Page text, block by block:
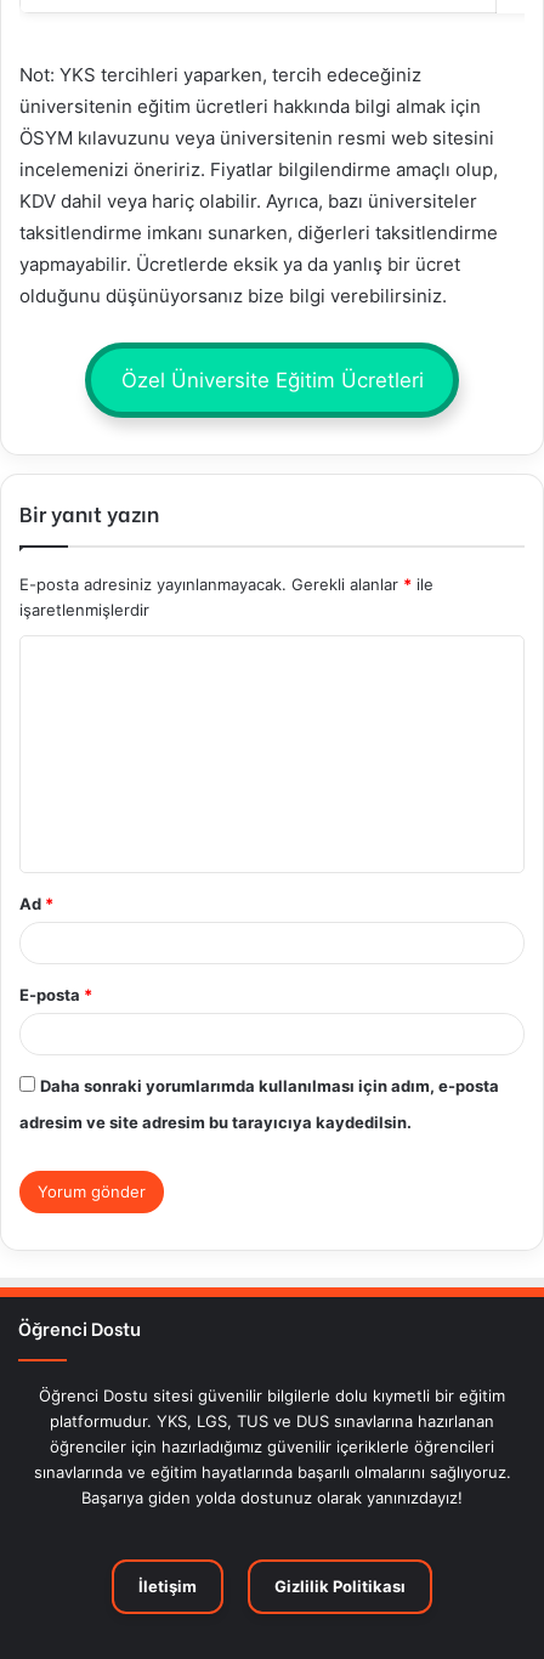
Not: YKS tercihleri yaparken, tercih edeceğiniz
üniversitenin eğitim ücretleri hakkında bilgi almak için
ÖSYM kılavuzunu veya üniversitenin resmi web sitesini
incelemenizi öneririz. Fiyatlar bilgilendirme amaçlı olup,
KDV dahil veya hariç olabilir. Ayrıca, bazı üniversiteler
taksitlendirme imkanı sunarken, diğerleri taksitlendirme
yapmayabilir. Ücretlerde eksik ya da yanlış bir ücret
olduğunu düşünüyorsanız bize bilgi verebilirsiniz.
Özel Üniversite Eğitim Ücretleri
Bir yanıt yazın
E-posta adresiniz yayınlanmayacak. Gerekli alanlar * ile
işaretlenmişlerdir
Ad *
E-posta *
Daha sonraki yorumlarımda kullanılması için adım, e-posta
adresim ve site adresim bu tarayıcıya kaydedilsin.
Öğrenci Dostu
Öğrenci Dostu sitesi güvenilir bilgilerle dolu kıymetli bir eğitim
platformudur. YKS, LGS, TUS ve DUS sınavlarına hazırlanan
öğrenciler için hazırladığımız güvenilir içeriklerle öğrencileri
sınavlarında ve eğitim hayatlarında başarılı olmalarını sağlıyoruz.
Başarıya giden yolda dostunuz olarak yanınızdayız!
İletişim Gizlilik Politikası